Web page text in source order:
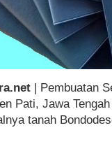
| Pembuatan
Pati, Jawa
tanah